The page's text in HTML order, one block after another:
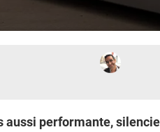
aussi performante,